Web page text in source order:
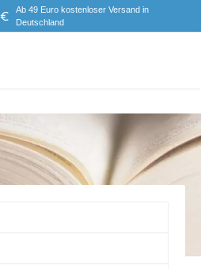
Ab 49 Euro kostenloser Versand in
Deutschland